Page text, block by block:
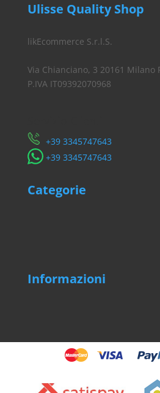
Ulisse Quality Shop
likEcommerce S.r.l.S.
Via Chianciano, 3 20161 Milano
P.IVA IT09392070968
​+39 3345747643
​+39 3345747643
Categorie
Informazioni